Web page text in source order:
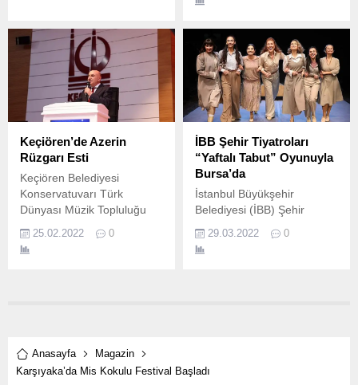
Kıbrıs'ta tamamlandı.
edilen filmlerinden
buluştuğu ilk hafta sonu
sinemaseverleri salonlara
çekmeyi başardı.
Keçiören’de Azerin
Rüzgarı Esti
Keçiören Belediyesi
Konservatuvarı Türk
Dünyası Müzik Topluluğu
düzenlenen Türk Dünyası
Azerin Konseri
25.02.2022 0
İBB Şehir Tiyatroları
“Yaftalı Tabut” Oyunuyla
Bursa’da
İstanbul Büyükşehir
Belediyesi (İBB) Şehir
oyunuyla Şehir Tiyatroları
Buluşmaları kapsamında
29.03.2022 0
Anasayfa
Magazin
Karşıyaka’da Mis Kokulu Festival Başladı